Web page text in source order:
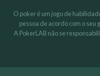
O poker é um jogo de
pessoa de acordo com o seu
A PokerLAB não se